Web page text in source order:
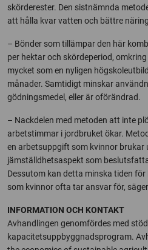
skörderester. Den sistnämnda
att hålla kvar vatten och bättre
– Bönder som tillämpar den här
per hektar och skördeperiod,
mycket som en nyligen
månader. Samtidigt minskar
gödningsmedel, eller är oförändrad.
– Nackdelen med metoden att inte
arbetstimmar i jordbruket ökar.
en arbetsuppgift som kvinnor brukar
jämställdhetsaspekt som
Dessutom kan detta minska tiden
som kvinnor ofta tar ansvar för,
INFORMATION OCH KONTAKT
Avhandlingen genomfördes med
kapacitetsuppbyggnadsprogram.